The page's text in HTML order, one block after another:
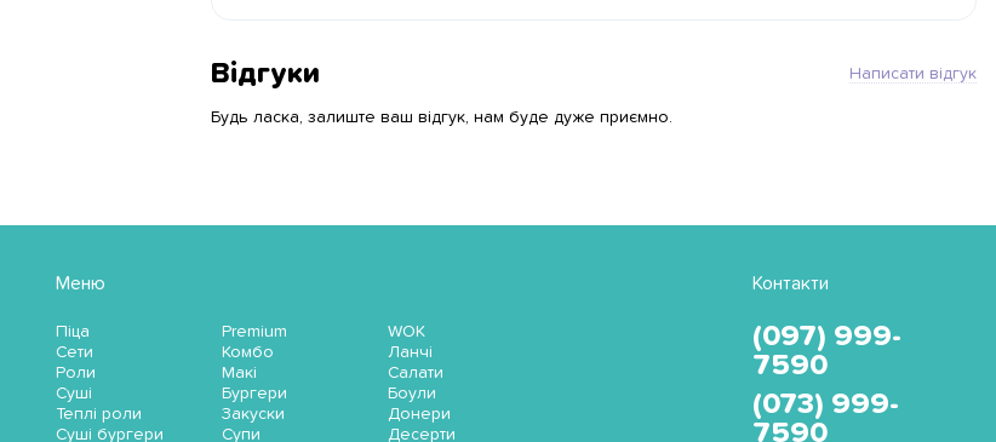
Відгуки Написати відгук
Будь ласка, залиште ваш відгук, нам буде дуже приємно.
Меню
Піца
Сети
Роли
Суші
Теплі роли
Суші бургери
Premium
Комбо
Макі
Бургери
Закуски
Супи
WOK
Ланчі
Салати
Боули
Донери
Десерти
Контакти
(097) 999-
7590
(073) 999-
7590